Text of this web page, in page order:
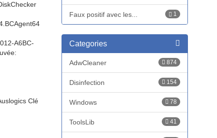
A6BC-
Clé
1
Faux positif avec les...
Categories
874
AdwCleaner
154
Disinfection
78
Windows
41
ToolsLib